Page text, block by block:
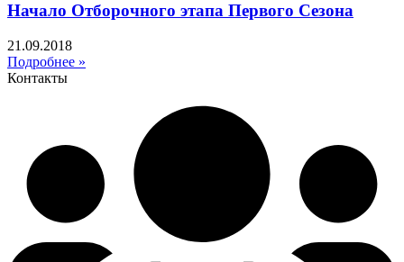
Начало Отборочного этапа Первого Сезона
21.09.2018
Подробнее »
Контакты